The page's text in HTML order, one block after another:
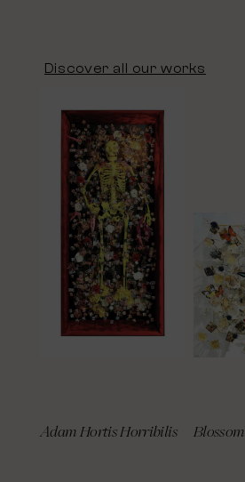
Discover all our works
Adam Hortis Horribilis Blossom